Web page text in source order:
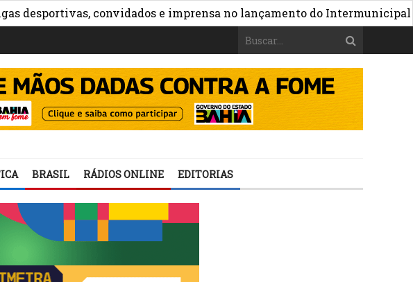
convidados e imprensa no lançamento do Intermunicipal 2026 »
BRASIL RÁDIOS ONLINE EDITORIAS